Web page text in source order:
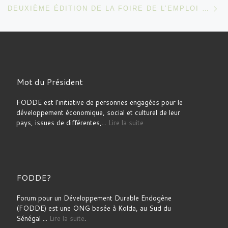
DEUXIÈME ÉDITION DE LA FOIRE DE L’EMPLOI VERT À KOLDA
Mot du Président
FODDE est l’initiative de personnes engagées pour le
développement économique, social et culturel de leur
pays, issues de différentes,... Lire la suite
FODDE?
Forum pour un Développement Durable Endogène
(FODDE) est une ONG basée à Kolda, au Sud du
Sénégal ... Lire la suite.